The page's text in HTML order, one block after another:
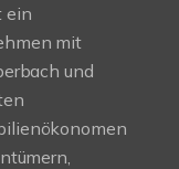
ein
mit
und